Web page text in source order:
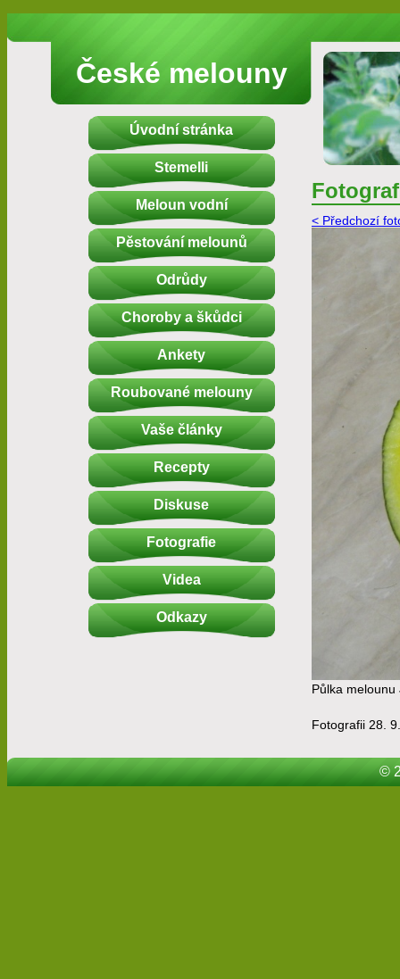
České melouny
Úvodní stránka
Stemelli
Meloun vodní
Pěstování melounů
Odrůdy
Choroby a škůdci
Ankety
Roubované melouny
Vaše články
Recepty
Diskuse
Fotografie
Videa
Odkazy
< Předchozí
Půlka melounu
Fotografii 28.
©